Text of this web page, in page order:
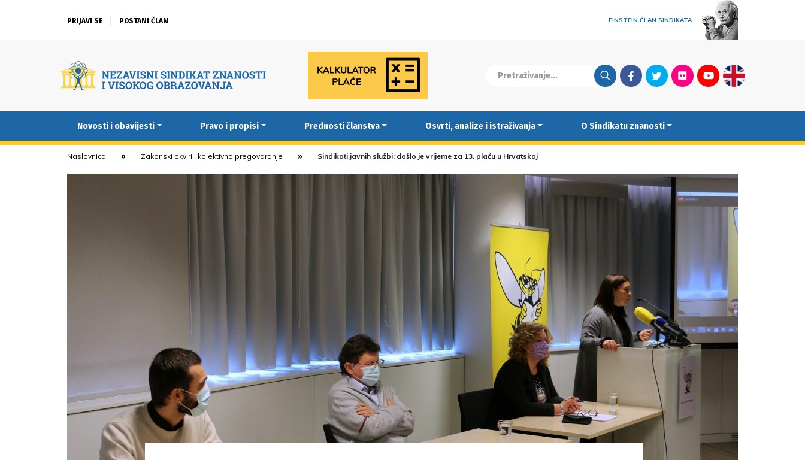
PRIJAVI SE POSTANI ČLAN EINSTEIN ČLAN SINDIKATA
FacebookTwitterFlickrYoutubeEnglish
Novosti i obavijesti Pravo i propisi Prednosti članstva Osvrti, analize i istraživanja O Sindikatu znanosti
Naslovnica Zakonski okviri i kolektivno pregovaranje Sindikati javnih službi: došlo je vrijeme za 13. plaću u Hrvatskoj